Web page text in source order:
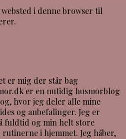
i denne browser til
er mig der står bag
er en nutidig husmorblog
hvor jeg deler alle mine
og anbefalinger. Jeg er
fuldtid og min helt store
i hjemmet. Jeg håber,